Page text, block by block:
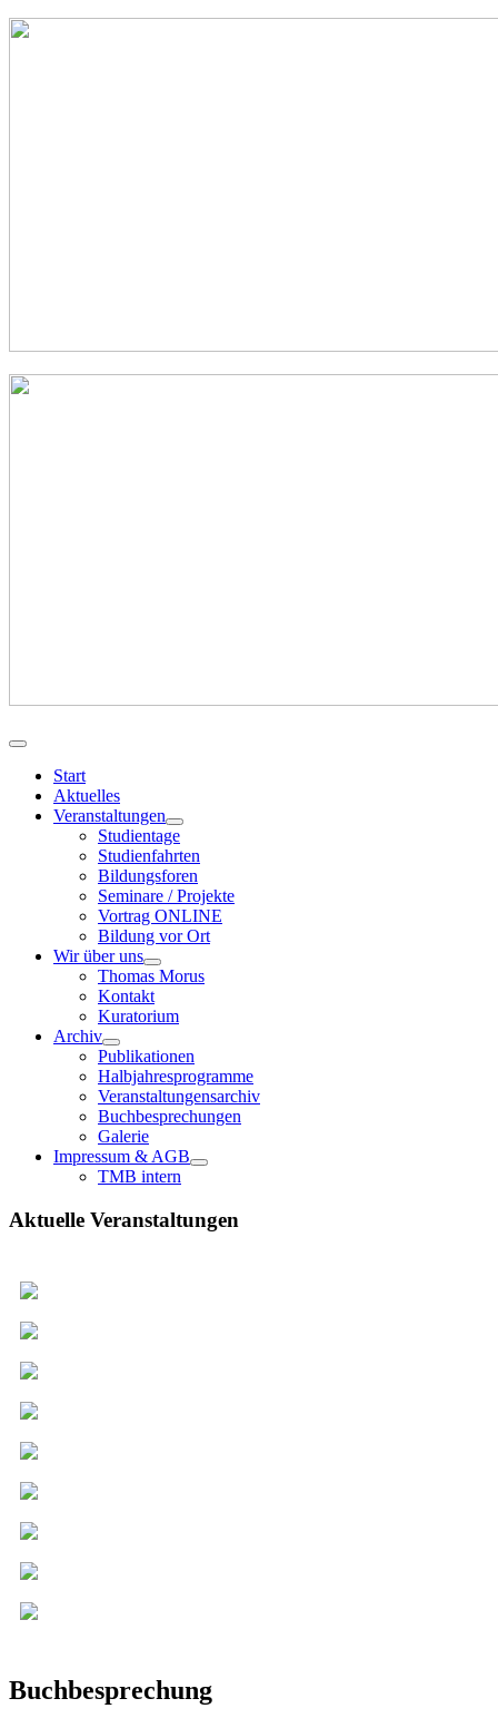
Start
Aktuelles
Veranstaltungen
Studientage
Studienfahrten
Bildungsforen
Seminare / Projekte
Vortrag ONLINE
Bildung vor Ort
Wir über uns
Thomas Morus
Kontakt
Kuratorium
Archiv
Publikationen
Halbjahresprogramme
Veranstaltungensarchiv
Buchbesprechungen
Galerie
Impressum & AGB
TMB intern
Aktuelle Veranstaltungen
Buchbesprechung